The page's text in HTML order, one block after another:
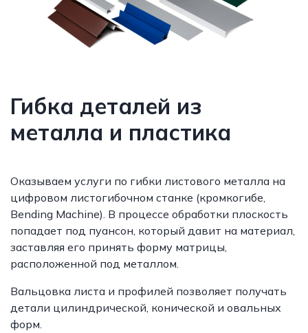
Гибка деталей из
металла и пластика
Оказываем услуги по гибки листового металла на
цифровом листогибочном станке (кромкогибе,
Bending Machine). В процессе обработки плоскость
попадает под пуансон, который давит на материал,
заставляя его принять форму матрицы,
расположенной под металлом.
Вальцовка листа и профилей позволяет получать
детали цилиндрической, конической и овальных
форм.